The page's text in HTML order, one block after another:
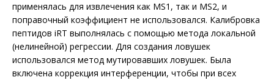
применялась для извлечения как MS1, так и MS2, и
поправочный коэффициент не использовался. Калибровка
пептидов iRT выполнялась с помощью метода локальной
(нелинейной) регрессии. Для создания ловушек
использовался метод мутировавших ловушек. Была
включена коррекция интерференции, чтобы при всех